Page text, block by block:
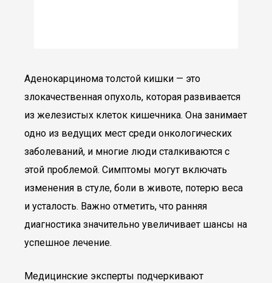
Аденокарцинома толстой кишки — это
злокачественная опухоль, которая развивается
из железистых клеток кишечника. Она занимает
одно из ведущих мест среди онкологических
заболеваний, и многие люди сталкиваются с
этой проблемой. Симптомы могут включать
изменения в стуле, боли в животе, потерю веса
и усталость. Важно отметить, что ранняя
диагностика значительно увеличивает шансы на
успешное лечение.
Медицинские эксперты подчеркивают